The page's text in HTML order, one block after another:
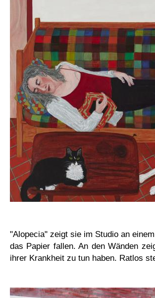
"Alopecia" zeigt sie im Studio an
das Papier fallen. An den Wänden
ihrer Krankheit zu tun haben. Ratlos